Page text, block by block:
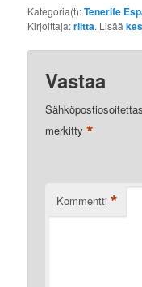
Kategoria(t):Tenerife
Kirjoittaja:riitta. Lisää
Vastaa
merkitty*
Kommentti *